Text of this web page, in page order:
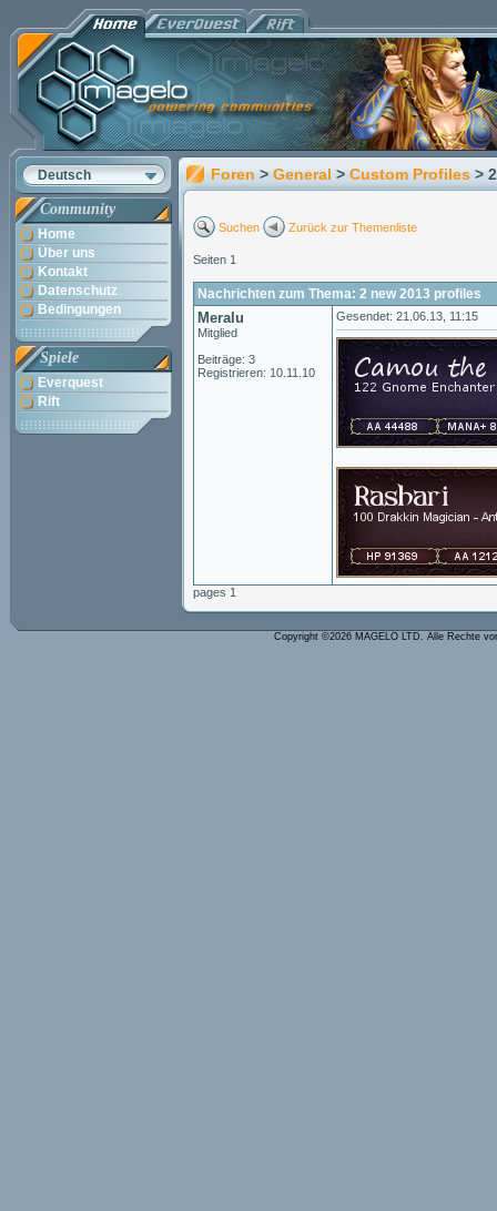
Deutsch
Community
Home
Über uns
Kontakt
Datenschutz
Bedingungen
Spiele
Everquest
Rift
Foren > General > Custom Profiles >
Suchen Zurück zur Themenliste
Seiten 1
Nachrichten zum Thema: 2 new 2013 profiles
Meralu
Mitglied
Beiträge: 3
Registrieren: 10.11.10
Gesendet: 21.06.13, 11:15
pages 1
Copyright ©2026 MAGELO LTD. Alle Rechte